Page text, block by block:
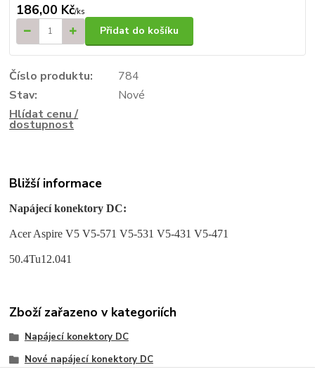
186,00 Kč/ks
Přidat do košíku
Číslo produktu:
784
Stav:
Nové
Hlídat cenu /
dostupnost
Bližší informace
Napájecí konektory DC:
Acer Aspire V5 V5-571 V5-531 V5-431 V5-471
50.4Tu12.041
Zboží zařazeno v kategoriích
Napájecí konektory DC
Nové napájecí konektory DC